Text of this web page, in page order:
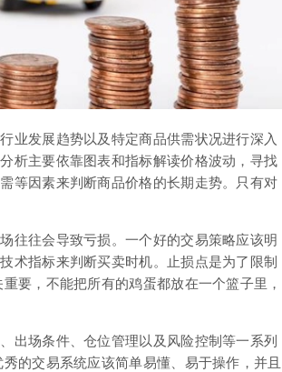
业发展趋势以及特定商品供需状况进行深入
析主要依靠图表和指标解读价格波动，寻找
等因素来判断商品价格的长期走势。只有对
往往会导致亏损。一个好的交易策略应该明
术指标来判断买卖时机。止损点是为了限制
要，不能把所有的鸡蛋都放在一个篮子里，
出场条件、仓位管理以及风险控制等一系列
的交易系统应该简单易懂、易于操作，并且